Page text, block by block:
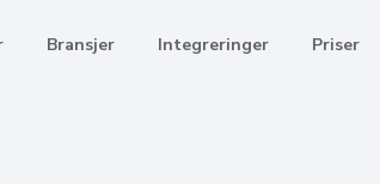
Bransjer Integreringer Priser